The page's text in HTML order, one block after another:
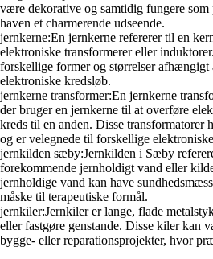
være dekorative og samtidig fungere
haven et charmerende udseende.
jernkerne:En jernkerne refererer til en
elektroniske transformerer eller
forskellige former og størrelser afhængigt
elektroniske kredsløb.
jernkerne transformer:En jernkerne
der bruger en jernkerne til at overføre
kreds til en anden. Disse transformatorer
og er velegnede til forskellige
jernkilden sæby:Jernkilden i Sæby
forekommende jernholdigt vand eller
jernholdige vand kan have
måske til terapeutiske formål.
jernkiler:Jernkiler er lange, flade
eller fastgøre genstande. Disse kiler kan
bygge- eller reparationsprojekter, hvor